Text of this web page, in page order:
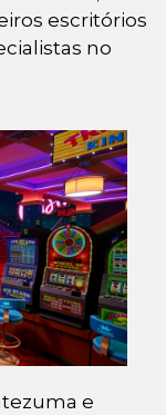
escritórios
no
e